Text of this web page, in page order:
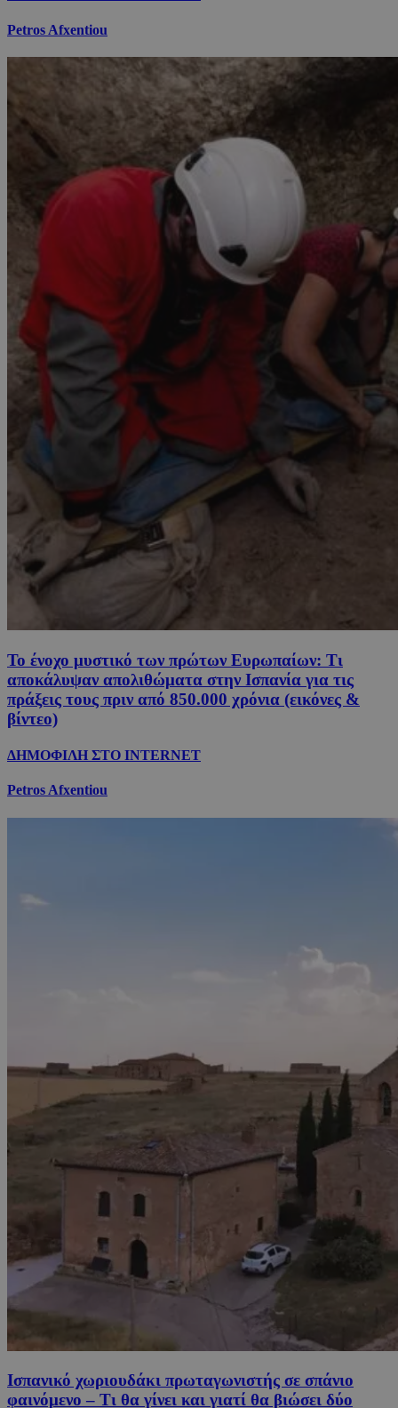
Petros Afxentiou
Το ένοχο μυστικό των πρώτων Ευρωπαίων: Τι
αποκάλυψαν απολιθώματα στην Ισπανία για τις
πράξεις τους πριν από 850.000 χρόνια (εικόνες &
βίντεο)
ΔΗΜΟΦΙΛΗ ΣΤΟ INTERNET
Petros Afxentiou
Ισπανικό χωριουδάκι πρωταγωνιστής σε σπάνιο
φαινόμενο – Τι θα γίνει και γιατί θα βιώσει δύο